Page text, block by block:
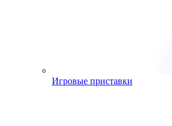
Игровые приставки